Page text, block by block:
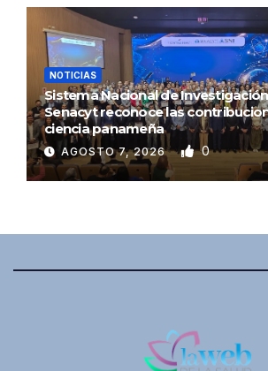
NOTICIAS
Sistema Nacional de Investigación
Senacyt reconoce las
ciencia panameña
AGOSTO 7, 2026 0